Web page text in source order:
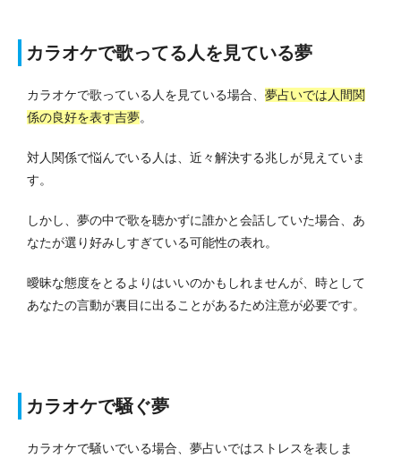
カラオケで歌ってる人を見ている夢
カラオケで歌っている人を見ている場合、 夢占いでは人間関
係の良好を表す吉夢。
対人関係で悩んでいる人は、近々解決する兆しが見えていま
す。
しかし、夢の中で歌を聴かずに誰かと会話していた場合、あ
なたが選り好みしすぎている可能性の表れ。
曖昧な態度をとるよりはいいのかもしれませんが、時として
あなたの言動が裏目に出ることがあるため注意が必要です。
カラオケで騒ぐ夢
カラオケで騒いでいる場合、夢占いではストレスを表しま